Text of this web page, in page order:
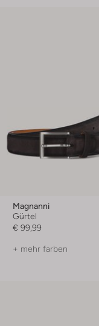
Magnanni
Gürtel
€ 99,99
+ mehr farben